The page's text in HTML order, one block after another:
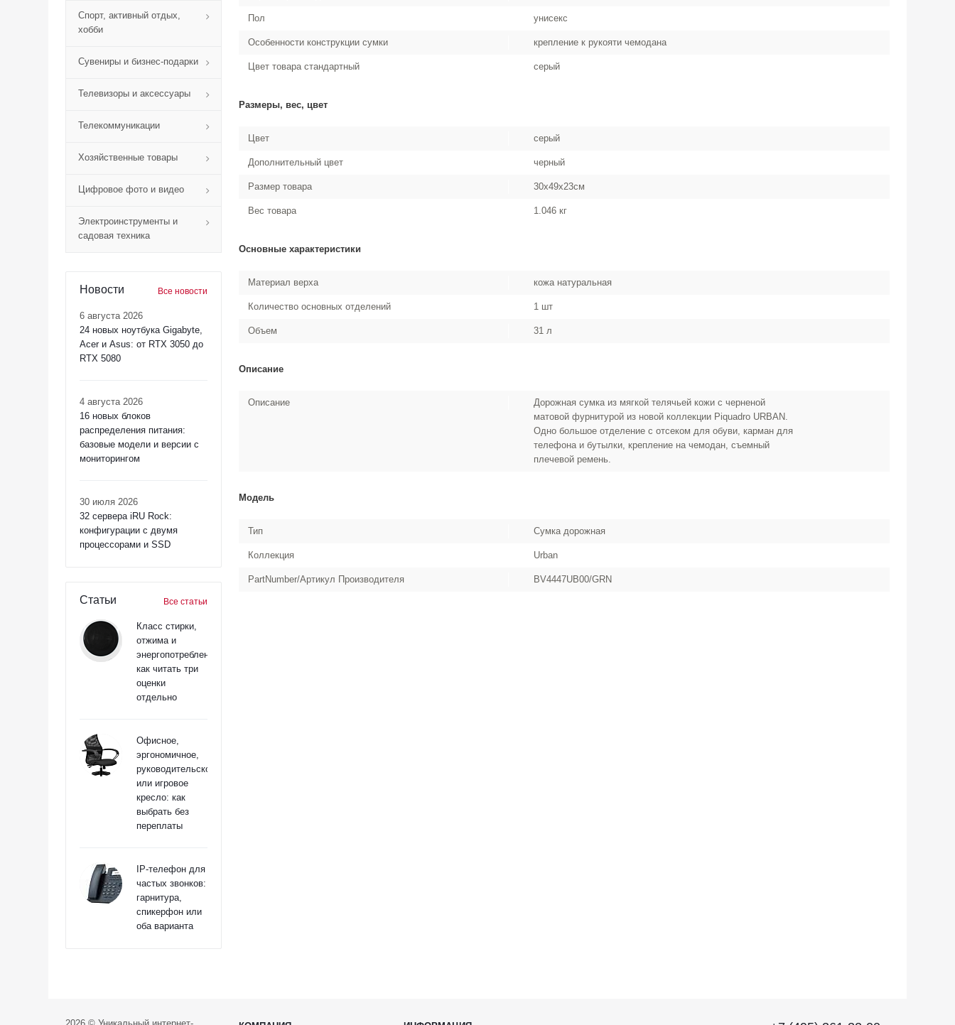
Спорт, активный отдых,
хобби
Сувениры и бизнес-подарки
Телевизоры и аксессуары
Телекоммуникации
Хозяйственные товары
Цифровое фото и видео
Электроинструменты и
садовая техника
Новости Все новости
6 августа 2026
24 новых ноутбука Gigabyte,
Acer и Asus: от RTX 3050 до
RTX 5080
4 августа 2026
16 новых блоков
распределения питания:
базовые модели и версии с
мониторингом
30 июля 2026
32 сервера iRU Rock:
конфигурации с двумя
процессорами и SSD
Статьи Все статьи
Класс стирки,
отжима и
энергопотребления:
как читать три
оценки
отдельно
Офисное,
эргономичное,
руководительское
или игровое
кресло: как
выбрать без
переплаты
IP-телефон для
частых звонков:
гарнитура,
спикерфон или
оба варианта
Пол унисекс
Особенности конструкции сумки крепление к рукояти чемодана
Цвет товара стандартный серый
Размеры, вес, цвет
Цвет серый
Дополнительный цвет черный
Размер товара 30x49x23см
Вес товара 1.046 кг
Основные характеристики
Материал верха кожа натуральная
Количество основных отделений 1 шт
Объем 31 л
Описание
Описание
Дорожная сумка из мягкой телячьей кожи с черненой
матовой фурнитурой из новой коллекции Piquadro URBAN.
Одно большое отделение с отсеком для обуви, карман для
телефона и бутылки, крепление на чемодан, съемный
плечевой ремень.
Модель
Тип Сумка дорожная
Коллекция Urban
PartNumber/Артикул Производителя BV4447UB00/GRN